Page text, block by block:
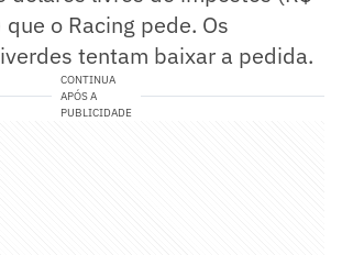
o Racing pede. Os
tentam baixar a pedida.
CONTINUA
APÓS A
PUBLICIDADE